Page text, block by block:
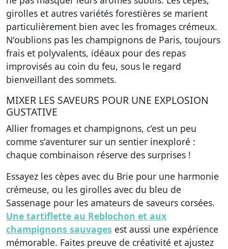
girolles et autres variétés forestières se marient
particulièrement bien avec les fromages crémeux.
N'oublions pas les champignons de Paris, toujours
frais et polyvalents, idéaux pour des repas
improvisés au coin du feu, sous le regard
bienveillant des sommets.
MIXER LES SAVEURS POUR UNE EXPLOSION
GUSTATIVE
Allier fromages et champignons, c’est un peu
comme s'aventurer sur un sentier inexploré :
chaque combinaison réserve des surprises !
Essayez les cèpes avec du Brie pour une harmonie
crémeuse, ou les girolles avec du bleu de
Sassenage pour les amateurs de saveurs corsées.
Une tartiflette au Reblochon et aux
champignons sauvages est aussi une expérience
mémorable. Faites preuve de créativité et ajustez